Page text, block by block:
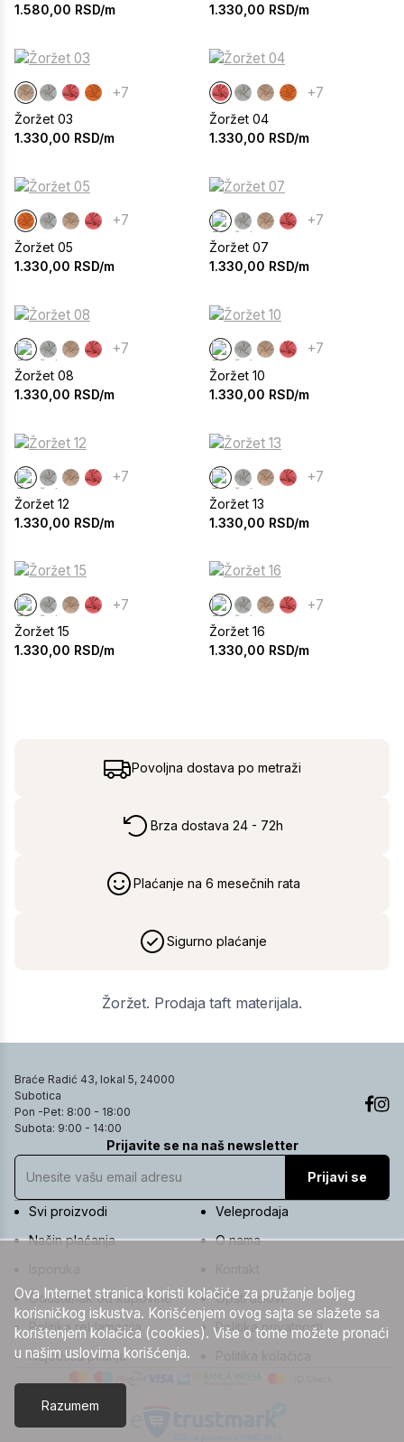
1.580,00 RSD/m
1.330,00 RSD/m
+7
Žoržet 03
1.330,00 RSD/m
+7
Žoržet 04
1.330,00 RSD/m
+7
Žoržet 05
1.330,00 RSD/m
+7
Žoržet 07
1.330,00 RSD/m
+7
Žoržet 08
1.330,00 RSD/m
+7
Žoržet 10
1.330,00 RSD/m
+7
Žoržet 12
1.330,00 RSD/m
+7
Žoržet 13
1.330,00 RSD/m
+7
Žoržet 15
1.330,00 RSD/m
+7
Žoržet 16
1.330,00 RSD/m
Povoljna dostava po metraži
Brza dostava 24 - 72h
Plaćanje na 6 mesečnih rata
Sigurno plaćanje
Žoržet. Prodaja taft materijala.
Braće Radić 43, lokal 5, 24000
Subotica
Pon -Pet: 8:00 - 18:00
Subota: 9:00 - 14:00
Prijavite se na naš newsletter
Prijavi se
Svi proizvodi
Veleprodaja
Način plaćanja
O nama
Odustanak od kupovine
Opšti uslovi
Politika reklamacija
Politika privatnosti
Najčešća pitanja
Ova Internet stranica koristi kolačiće za pružanje boljeg
korisničkog iskustva. Korišćenjem ovog sajta se slažete sa
korištenjem kolačića (cookies). Više o tome možete pronaći
u našim uslovima korišćenja.
Razumem